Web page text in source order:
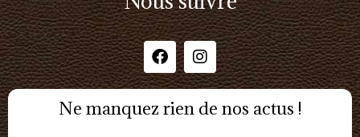
Ne manquez rien de nos actus !